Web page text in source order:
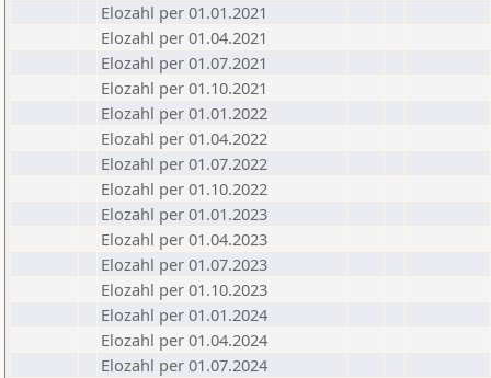
Elozahl per 01.01.2021
Elozahl per 01.04.2021
Elozahl per 01.07.2021
Elozahl per 01.10.2021
Elozahl per 01.01.2022
Elozahl per 01.04.2022
Elozahl per 01.07.2022
Elozahl per 01.10.2022
Elozahl per 01.01.2023
Elozahl per 01.04.2023
Elozahl per 01.07.2023
Elozahl per 01.10.2023
Elozahl per 01.01.2024
Elozahl per 01.04.2024
Elozahl per 01.07.2024